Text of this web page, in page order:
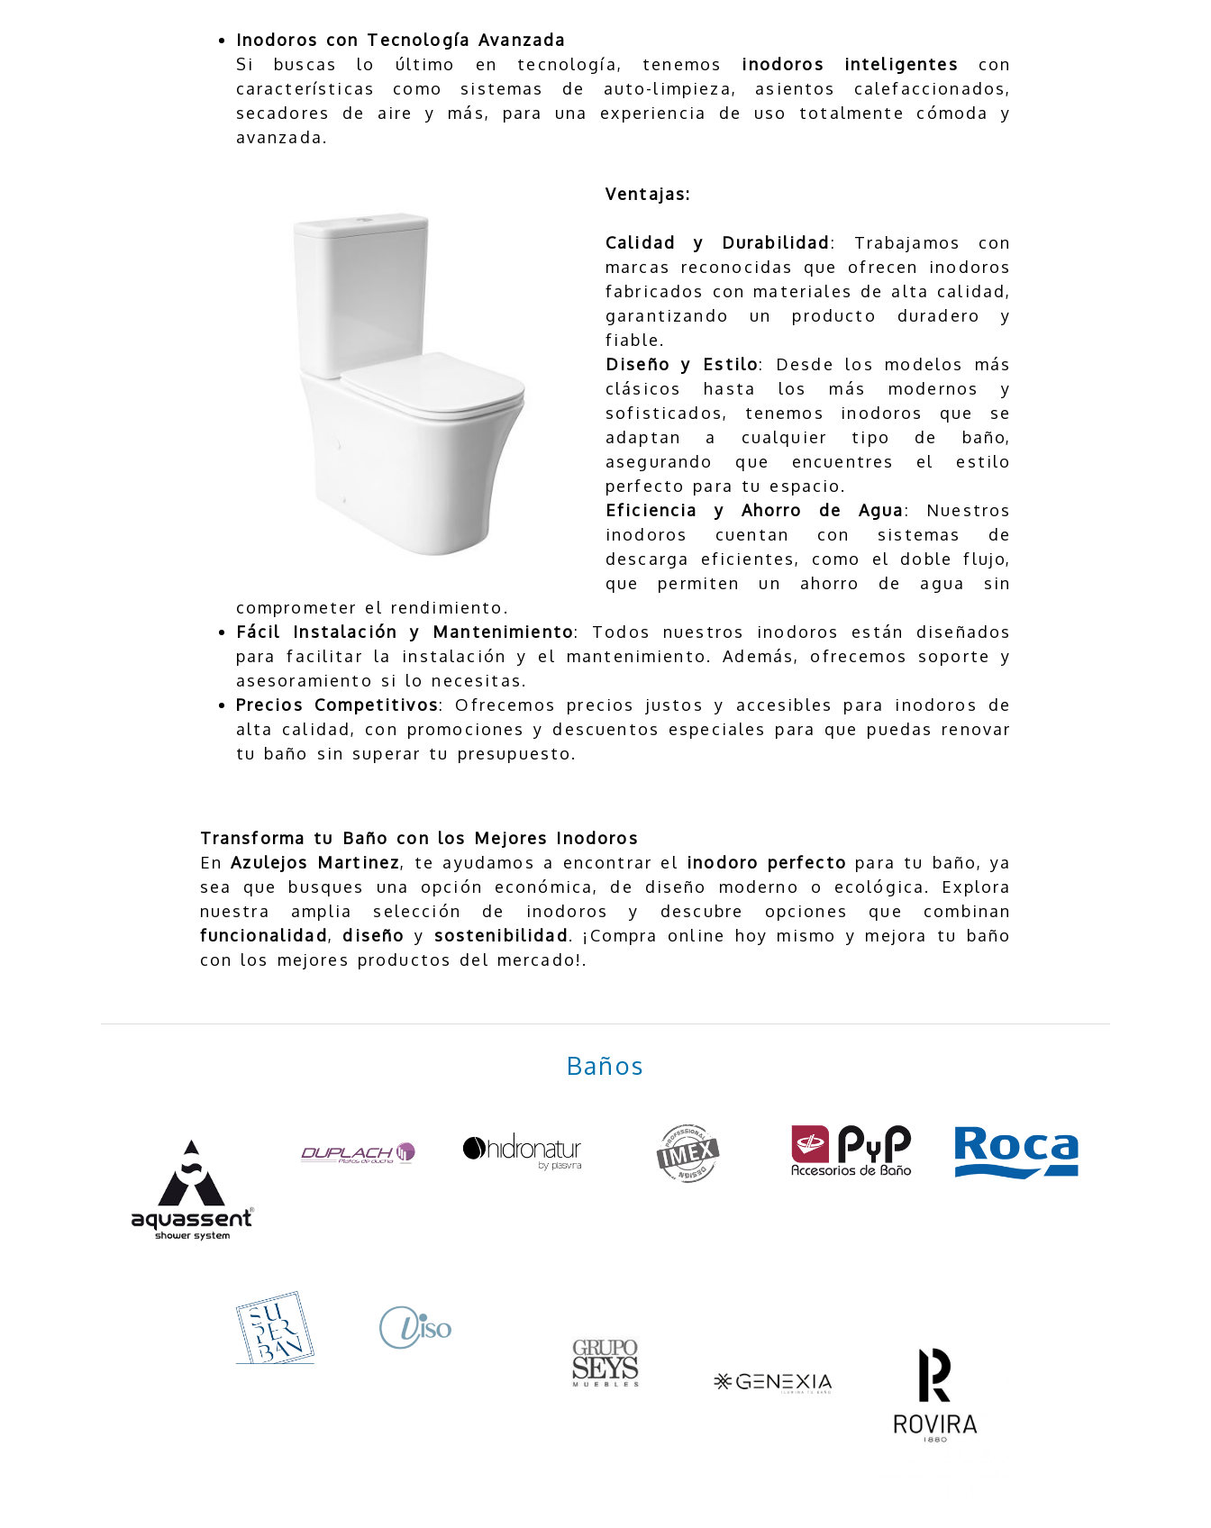
Inodoros con Tecnología Avanzada
Si buscas lo último en tecnología, tenemos inodoros inteligentes con
características como sistemas de auto-limpieza, asientos calefaccionados,
secadores de aire y más, para una experiencia de uso totalmente cómoda y
avanzada.
Ventajas:
Calidad y Durabilidad : Trabajamos con
marcas reconocidas que ofrecen inodoros
fabricados con materiales de alta calidad,
garantizando un producto duradero y
fiable.
Diseño y Estilo: Desde los modelos más
clásicos hasta los más modernos y
sofisticados, tenemos inodoros que se
adaptan a cualquier tipo de baño,
asegurando que encuentres el estilo
perfecto para tu espacio.
Eficiencia y Ahorro de Agua: Nuestros
inodoros cuentan con sistemas de
descarga eficientes, como el doble flujo,
que permiten un ahorro de agua sin
comprometer el rendimiento.
Fácil Instalación y Mantenimiento: Todos nuestros inodoros están diseñados
para facilitar la instalación y el mantenimiento. Además, ofrecemos soporte y
asesoramiento si lo necesitas.
Precios Competitivos: Ofrecemos precios justos y accesibles para inodoros de
alta calidad, con promociones y descuentos especiales para que puedas renovar
tu baño sin superar tu presupuesto.
Transforma tu Baño con los Mejores Inodoros
EnAzulejos Martinez, te ayudamos a encontrar el inodoro perfecto para tu baño, ya
sea que busques una opción económica, de diseño moderno o ecológica. Explora
nuestra amplia selección de inodoros y descubre opciones que combinan
funcionalidad, diseño y sostenibilidad. ¡Compra online hoy mismo y mejora tu baño
con los mejores productos del mercado!.
Baños